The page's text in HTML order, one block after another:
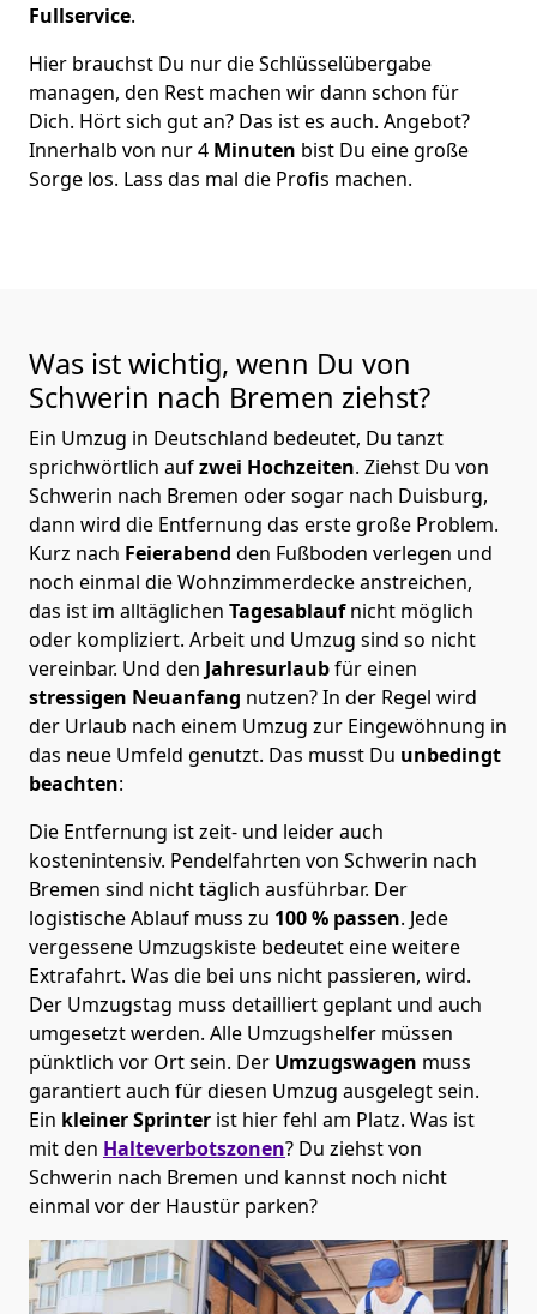
Fullservice.
Hier brauchst Du nur die Schlüsselübergabe
managen, den Rest machen wir dann schon für
Dich. Hört sich gut an? Das ist es auch. Angebot?
Innerhalb von nur 4 Minuten bist Du eine große
Sorge los. Lass das mal die Profis machen.
Was ist wichtig, wenn Du von
Schwerin nach Bremen ziehst?
Ein Umzug in Deutschland bedeutet, Du tanzt
sprichwörtlich aufzwei Hochzeiten. Ziehst Du von
Schwerin nach Bremen oder sogar nach Duisburg,
dann wird die Entfernung das erste große Problem.
Kurz nach Feierabend den Fußboden verlegen und
noch einmal die Wohnzimmerdecke anstreichen,
das ist im alltäglichen Tagesablaufnicht möglich
oder kompliziert. Arbeit und Umzug sind so nicht
vereinbar. Und den Jahresurlaubfür einen
stressigen Neuanfang nutzen? In der Regel wird
der Urlaub nach einem Umzug zur Eingewöhnung in
das neue Umfeld genutzt. Das musst Du unbedingt
beachten:
Die Entfernung ist zeit- und leider auch
kostenintensiv. Pendelfahrten von Schwerin nach
Bremen sind nicht täglich ausführbar. Der
logistische Ablauf muss zu 100 % passen. Jede
vergessene Umzugskiste bedeutet eine weitere
Extrafahrt. Was die bei uns nicht passieren, wird.
Der Umzugstag muss detailliert geplant und auch
umgesetzt werden. Alle Umzugshelfer müssen
pünktlich vor Ort sein. Der Umzugswagen muss
garantiert auch für diesen Umzug ausgelegt sein.
Ein kleiner Sprinter ist hier fehl am Platz. Was ist
mit den Halteverbotszonen? Du ziehst von
Schwerin nach Bremen und kannst noch nicht
einmal vor der Haustür parken?